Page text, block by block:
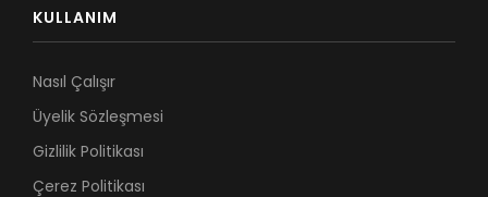
KULLANIM
Nasıl Çalışır
Üyelik Sözleşmesi
Gizlilik Politikası
Çerez Politikası